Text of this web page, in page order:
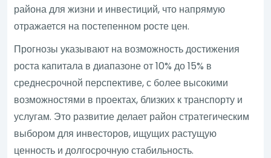
района для жизни и инвестиций, что напрямую
отражается на постепенном росте цен.
Прогнозы указывают на возможность достижения
роста капитала в диапазоне от 10% до 15% в
среднесрочной перспективе, с более высокими
возможностями в проектах, близких к транспорту и
услугам. Это развитие делает район стратегическим
выбором для инвесторов, ищущих растущую
ценность и долгосрочную стабильность.